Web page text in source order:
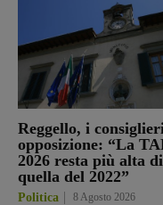
Reggello, i
opposizione: “La
2026 resta più alta di
quella del 2022”
Politica 8 Agosto 2026